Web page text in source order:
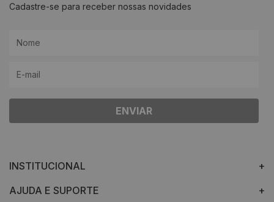
Cadastre-se para receber nossas novidades
ENVIAR
INSTITUCIONAL
AJUDA E SUPORTE